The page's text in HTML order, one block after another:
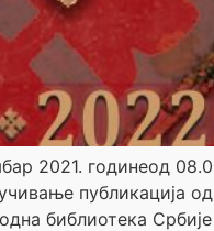
2021. годинеод
публикација
библиотека Србије